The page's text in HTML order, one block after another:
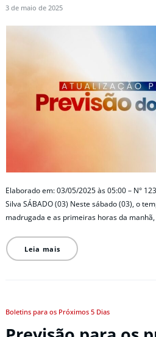
3 de maio de 2025
Elaborado em: 03/05/2025 às 05:00 – N°
Silva SÁBADO (03) Neste sábado (03), o
madrugada e as primeiras horas da
Leia mais
Boletins para os Próximos 5 Dias